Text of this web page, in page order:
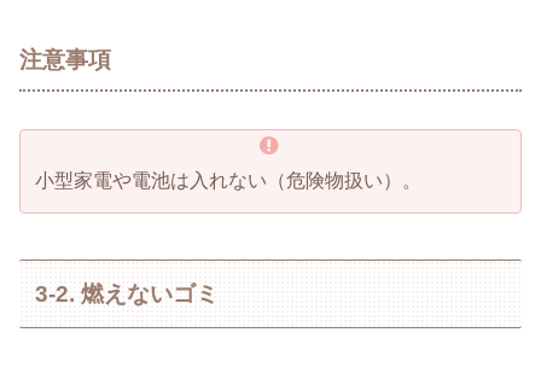
注意事項
小型家電や電池は入れない（危険物扱い）。
3-2. 燃えないゴミ